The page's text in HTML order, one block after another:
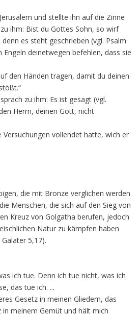
und stellte ihn auf die Zinne
ihm: Bist du Gottes Sohn, so wirf
es steht geschrieben (vgl. Psalm
Engeln deinetwegen befehlen, dass sie
den Händen tragen, damit du deinen
zu ihm: Es ist gesagt (vgl.
Herrn, deinen Gott, nicht
Versuchungen vollendet hatte, wich er
die mit Bronze verglichen werden
Menschen, die sich auf den Sieg von
Kreuz von Golgatha berufen, jedoch
Natur zu kämpfen haben
5,17).
ich tue. Denn ich tue nicht, was ich
das tue ich. ...
Gesetz in meinen Gliedern, das
meinem Gemüt und hält mich